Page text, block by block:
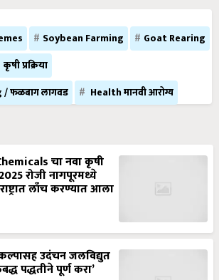
Soybean Farming
Goat Rearing
कृषी प्रक्रिया
फळबाग लागवड
Health मानवी आरोग्य
चा नवा कृषी
रोजी नागपूरमध्ये
लाँच करण्यात आला
उदंचन जलविद्युत
पद्धतीने पूर्ण करा’